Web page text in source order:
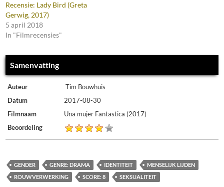
Recensie: Lady Bird (Greta
Gerwig, 2017)
5 april 2018
In "Filmrecensies"
Samenvatting
Auteur
Tim Bouwhuis
Datum
2017-08-30
Filmnaam
Una mujer Fantastica (2017)
Beoordeling
GENDER GENRE: DRAMA IDENTITEIT
MENSELIJK LIJDEN
ROUWVERWERKING
SCORE: 8 SEKSUALITEIT